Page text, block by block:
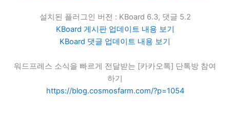
설치된 플러그인 버전 : KBoard 6.3, 댓글 5.2
KBoard 게시판 업데이트 내용 보기
KBoard 댓글 업데이트 내용 보기
워드프레스 소식을 빠르게 전달받는 [카카오톡] 단톡방 참여
하기
https://blog.cosmosfarm.com/?p=1054